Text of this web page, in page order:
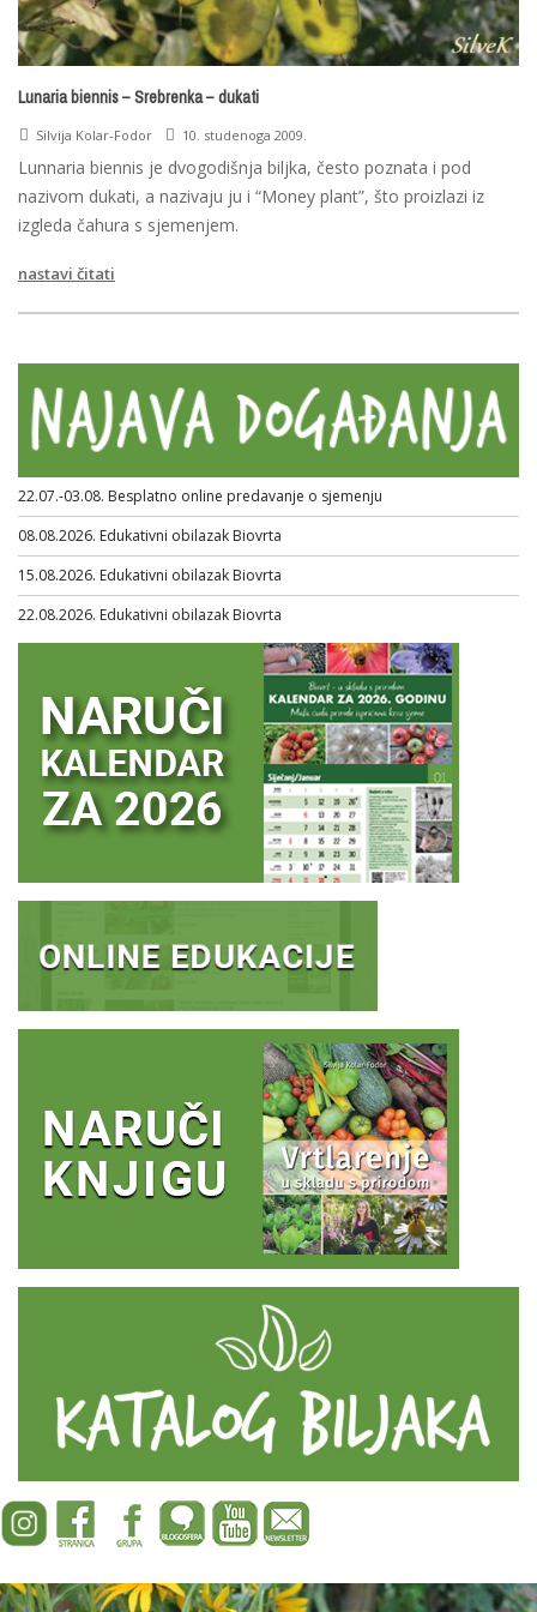
Lunaria biennis – Srebrenka – dukati
Silvija Kolar-Fodor 10. studenoga 2009.
Lunnaria biennis je dvogodišnja biljka, često poznata i pod
nazivom dukati, a nazivaju ju i “Money plant”, što proizlazi iz
izgleda čahura s sjemenjem.
nastavi čitati
22.07.-03.08. Besplatno online predavanje o sjemenju
08.08.2026. Edukativni obilazak Biovrta
15.08.2026. Edukativni obilazak Biovrta
22.08.2026. Edukativni obilazak Biovrta